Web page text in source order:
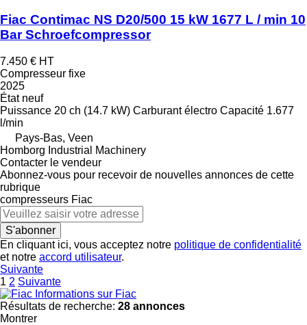
Fiac Contimac NS D20/500 15 kW 1677 L / min 10
Bar Schroefcompressor
7.450 € HT
Compresseur fixe
2025
Étatneuf
Puissance 20 ch (14.7 kW) Carburant électro Capacité 1.677
l/min
Pays-Bas, Veen
Homborg Industrial Machinery
Contacter le vendeur
Abonnez-vous pour recevoir de nouvelles annonces de cette
rubrique
compresseurs Fiac
S'abonner
En cliquant ici, vous acceptez notre politique de confidentialité
et notre accord utilisateur.
Suivante
1 2 Suivante
Informations sur Fiac
Résultats de recherche: 28 annonces
Montrer